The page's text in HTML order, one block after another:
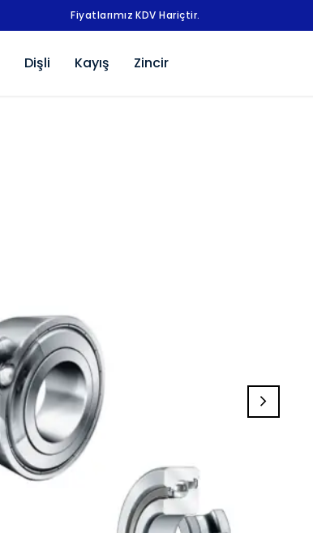
Fiyatlarımız KDV Hariçtir.
Dişli Kayış Zincir